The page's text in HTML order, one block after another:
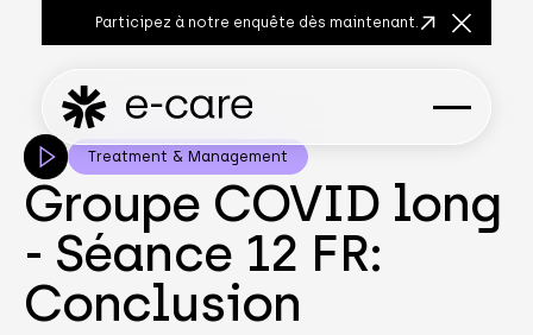
Participez à notre enquête dès maintenant.
Fermer
Treatment & Management
Groupe COVID long
- Séance 12 FR:
Conclusion